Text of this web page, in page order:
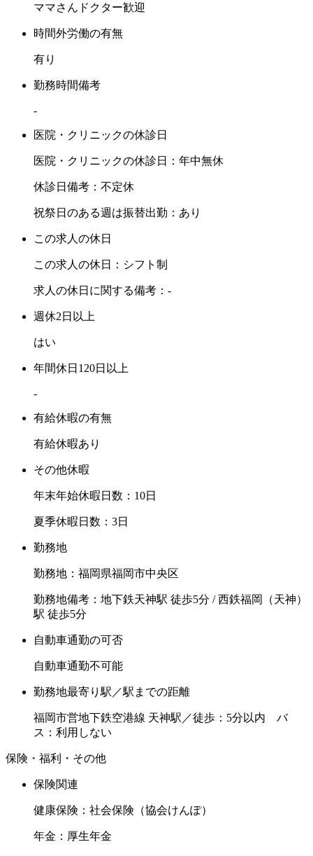
ママさんドクター歓迎
時間外労働の有無
有り
勤務時間備考
-
医院・クリニックの休診日
医院・クリニックの休診日：年中無休
休診日備考：不定休
祝祭日のある週は振替出勤：あり
この求人の休日
この求人の休日：シフト制
求人の休日に関する備考：-
週休2日以上
はい
年間休日120日以上
-
有給休暇の有無
有給休暇あり
その他休暇
年末年始休暇日数：10日
夏季休暇日数：3日
勤務地
勤務地：福岡県福岡市中央区
勤務地備考：地下鉄天神駅 徒歩5分 / 西鉄福岡（天神）
駅 徒歩5分
自動車通勤の可否
自動車通勤不可能
勤務地最寄り駅／駅までの距離
福岡市営地下鉄空港線 天神駅／徒歩：5分以内 バ
ス：利用しない
保険・福利・その他
保険関連
健康保険：社会保険（協会けんぽ）
年金：厚生年金